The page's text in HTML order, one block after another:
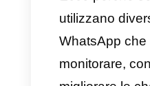
pubblico
Tuttavia,
messaggi